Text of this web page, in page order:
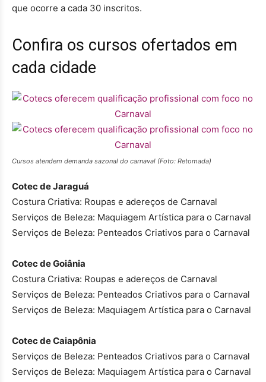
que ocorre a cada 30 inscritos.
Confira os cursos ofertados em
cada cidade
Cursos atendem demanda sazonal do carnaval (Foto: Retomada)
Cotec de Jaraguá
Costura Criativa: Roupas e adereços de Carnaval
Serviços de Beleza: Maquiagem Artística para o Carnaval
Serviços de Beleza: Penteados Criativos para o Carnaval
Cotec de Goiânia
Costura Criativa: Roupas e adereços de Carnaval
Serviços de Beleza: Penteados Criativos para o Carnaval
Serviços de Beleza: Maquiagem Artística para o Carnaval
Cotec de Caiapônia
Serviços de Beleza: Penteados Criativos para o Carnaval
Serviços de Beleza: Maquiagem Artística para o Carnaval